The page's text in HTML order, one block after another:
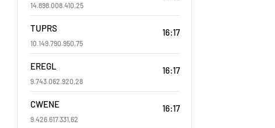
14.898.008.410,25
TUPRS
10.149.790.950,75
16:17
EREGL
9.743.062.920,28
16:17
CWENE
9.426.617.331,62
16:17